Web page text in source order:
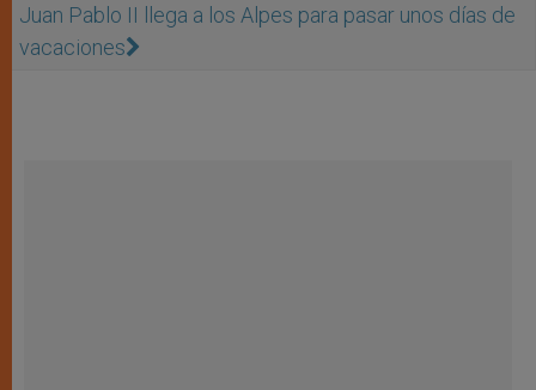
Juan Pablo II llega a los Alpes para pasar unos días de
vacaciones